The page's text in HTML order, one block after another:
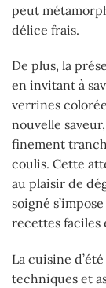
peut
délice frais.
De plus, la
en invitant à
verrines
nouvelle
finement
coulis. Cette
au plaisir de
soigné
recettes faciles
La cuisine
techniques et